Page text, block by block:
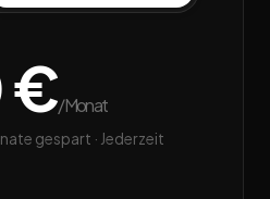
€/Monat
gespart · Jederzeit